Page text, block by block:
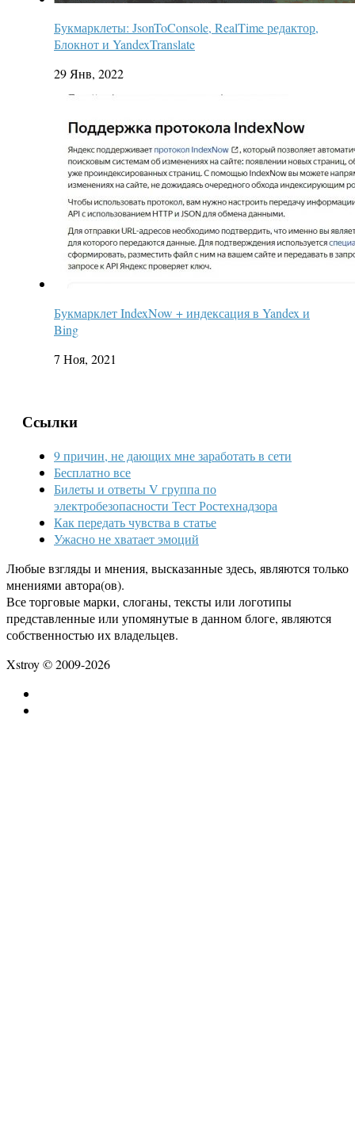
Букмарклеты: JsonToConsole, RealTime редактор,
Блокнот и YandexTranslate
29 Янв, 2022
Букмарклет IndexNow + индексация в Yandex и
Bing
7 Ноя, 2021
Ссылки
9 причин, не дающих мне заработать в сети
Бесплатно все
Билеты и ответы V группа по
электробезопасности Тест Ростехнадзора
Как передать чувства в статье
Ужасно не хватает эмоций
Любые взгляды и мнения, высказанные здесь, являются только
мнениями автора(ов).
Все торговые марки, слоганы, тексты или логотипы
представленные или упомянутые в данном блоге, являются
собственностью их владельцев.
Xstroy © 2009-2026